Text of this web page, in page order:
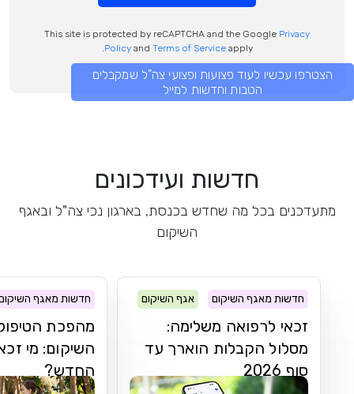
This site is protected by reCAPTCHA and the Google Privacy
Policyand Terms of Serviceapply.
הצטרפו עכשיו לעוד פצועות ופצועי צה"ל שמקבלים
הטבות וחדשות למייל
חדשות ועידכונים
מתעדכנים בכל מה שחדש בכנסת, בארגון נכי צה"ל ובאגף
השיקום
חדשות מאגף השיקום אגף השיקום
זכאי לרפואה משלימה:
מסלול הקבלות הוארך עד
סוף 2026
חדשות מאגף
מהפכת
השיקום: מי
החדש?